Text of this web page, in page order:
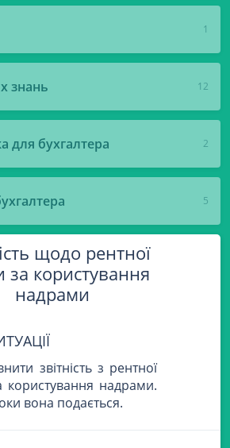
1
12
знань
2
для бухгалтера
5
щодо рентної
за користування
надрами
звітність з рентної
користування надрами.
вона подається.